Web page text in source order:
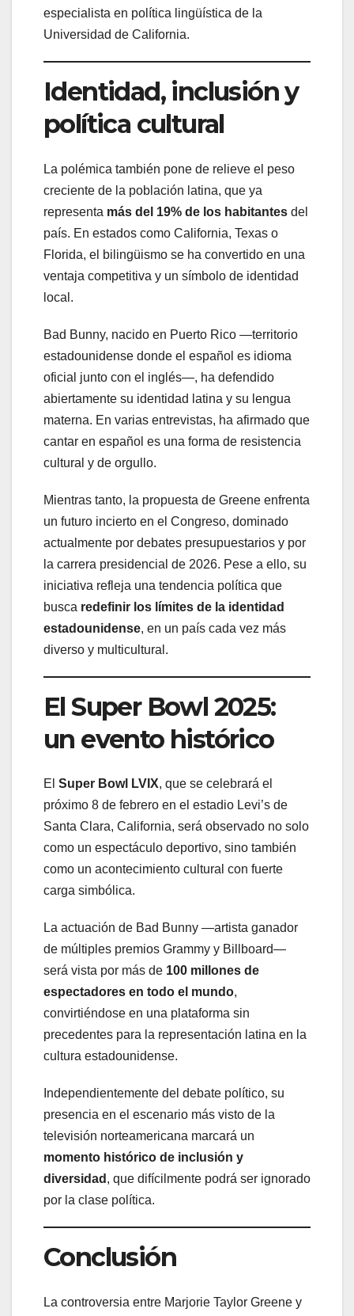
especialista en política lingüística de la
Universidad de California.
Identidad, inclusión y
política cultural
La polémica también pone de relieve el peso
creciente de la población latina, que ya
representa más del 19% de los habitantes del
país. En estados como California, Texas o
Florida, el bilingüismo se ha convertido en una
ventaja competitiva y un símbolo de identidad
local.
Bad Bunny, nacido en Puerto Rico —territorio
estadounidense donde el español es idioma
oficial junto con el inglés—, ha defendido
abiertamente su identidad latina y su lengua
materna. En varias entrevistas, ha afirmado que
cantar en español es una forma de resistencia
cultural y de orgullo.
Mientras tanto, la propuesta de Greene enfrenta
un futuro incierto en el Congreso, dominado
actualmente por debates presupuestarios y por
la carrera presidencial de 2026. Pese a ello, su
iniciativa refleja una tendencia política que
busca redefinir los límites de la identidad
estadounidense, en un país cada vez más
diverso y multicultural.
El Super Bowl 2025:
un evento histórico
El Super Bowl LVIX, que se celebrará el
próximo 8 de febrero en el estadio Levi’s de
Santa Clara, California, será observado no solo
como un espectáculo deportivo, sino también
como un acontecimiento cultural con fuerte
carga simbólica.
La actuación de Bad Bunny —artista ganador
de múltiples premios Grammy y Billboard—
será vista por más de 100 millones de
espectadores en todo el mundo,
convirtiéndose en una plataforma sin
precedentes para la representación latina en la
cultura estadounidense.
Independientemente del debate político, su
presencia en el escenario más visto de la
televisión norteamericana marcará un
momento histórico de inclusión y
diversidad , que difícilmente podrá ser ignorado
por la clase política.
Conclusión
La controversia entre Marjorie Taylor Greene y